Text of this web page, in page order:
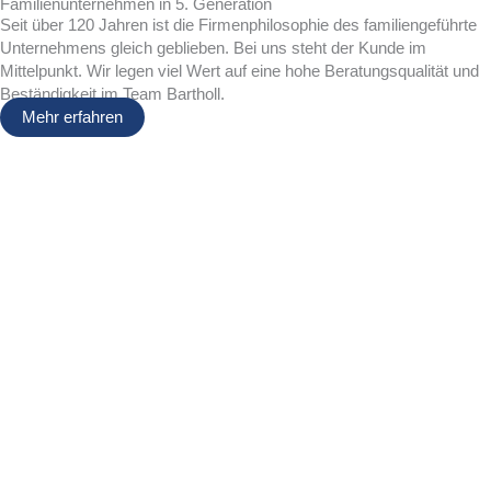
Familienunternehmen in 5. Generation
Seit über 120 Jahren ist die Firmenphilosophie des familiengeführte
Unternehmens gleich geblieben. Bei uns steht der Kunde im
Mittelpunkt. Wir legen viel Wert auf eine hohe Beratungsqualität und
Beständigkeit im Team Bartholl.
Mehr erfahren